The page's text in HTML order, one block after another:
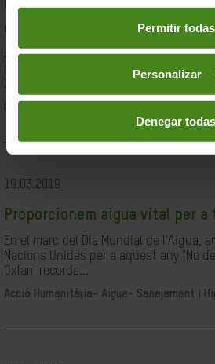
preferencias accediendo a nuestra
en los botones facilitados aPermitir todas
Personalizar
Denegar todas
desigualtat a Espanya
En el marc de la lluita contra la
desenvolupat una eina d'anàlisi
la...
Ciutadania- Governabilitat i Drets Humans
19.03.2019
Proporcionem aigua vital per a
En el marc del Dia Mundial de l'Aigua,
Nacions Unides per a aquest any "No
Oxfam recorda...
Acció Humanitària- Aigua- Sanejament i